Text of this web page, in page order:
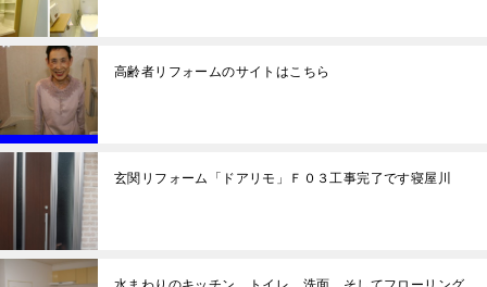
高齢者リフォームのサイトはこちら
玄関リフォーム「ドアリモ」Ｆ０３工事完了です寝屋川